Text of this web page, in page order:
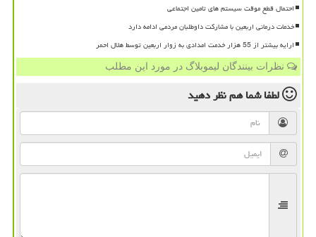
احتمال قطع موقت سیستم های تامین اجتماعی
خدمات درمانی اربعین با مشارکت داوطلبان مردمی ادامه دارد
ارایه بیشتر از 55 هزار خدمت امدادی به زوار اربعین توسط هلال احمر
نظرات بینندگان لیموبلاگ در مورد این مطلب
لطفا شما همنظر دهید